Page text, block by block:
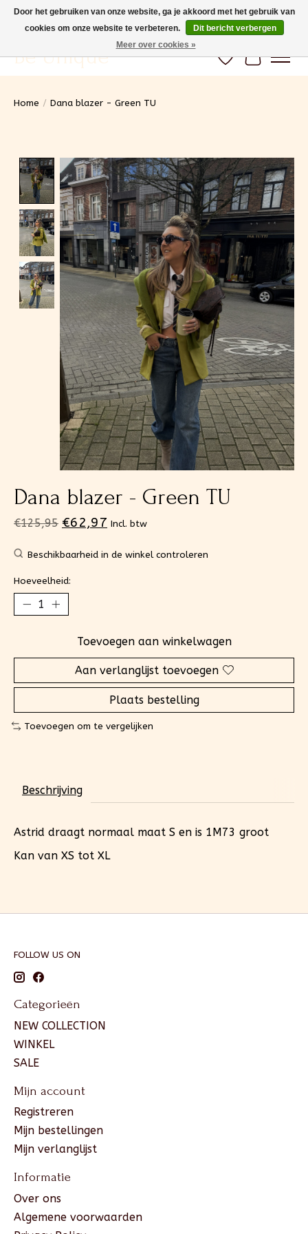
Gratis verzending vanaf 100€ (BE) Snelle levering
Be Unique Verlanglijst
Home / Dana blazer - Green TU
Product image slideshow Items
Dana blazer - Green TU
€125,95 €62,97 Incl. btw
Beschikbaarheid in de winkel controleren
Hoeveelheid:
Toevoegen aan winkelwagen
Aan verlanglijst toevoegen
Plaats bestelling
Toevoegen om te vergelijken
Beschrijving
Astrid draagt normaal maat S en is 1M73 groot
Kan van XS tot XL
FOLLOW US ON
Categorieën
NEW COLLECTION
WINKEL
SALE
Mijn account
Registreren
Mijn bestellingen
Mijn verlanglijst
Informatie
Over ons
Algemene voorwaarden
Door het gebruiken van onze website, ga je akkoord met het gebruik van
cookies om onze website te verbeteren.
Dit bericht verbergen
Meer over cookies »